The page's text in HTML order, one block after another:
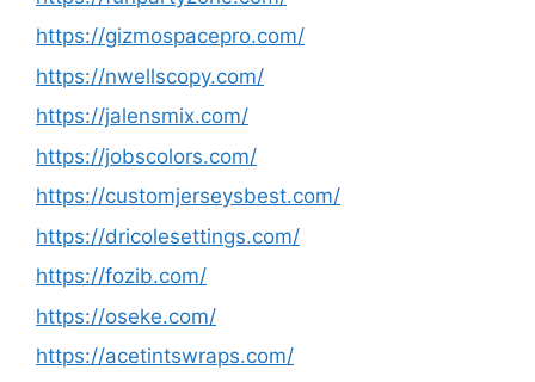
https://gizmospacepro.com/
https://nwellscopy.com/
https://jalensmix.com/
https://jobscolors.com/
https://customjerseysbest.com/
https://dricolesettings.com/
https://fozib.com/
https://oseke.com/
https://acetintswraps.com/